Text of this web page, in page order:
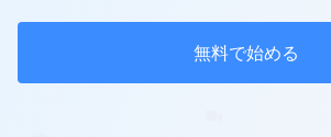
無料で始める